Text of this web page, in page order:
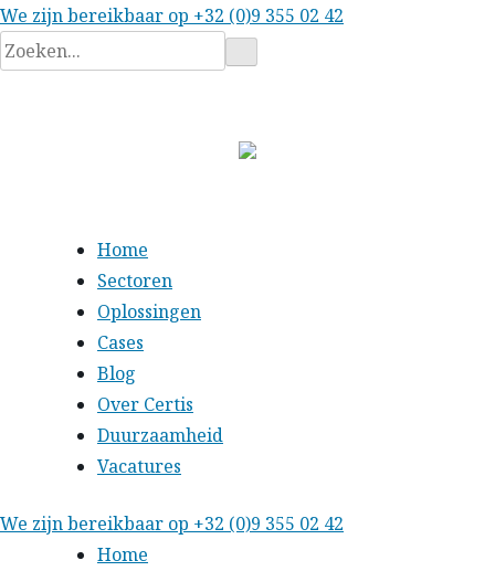
We zijn bereikbaar op +32 (0)9 355 02 42
Zoeken
naar:
Home
Sectoren
Oplossingen
Cases
Blog
Over Certis
Duurzaamheid
Vacatures
Skip
We zijn bereikbaar op +32 (0)9 355 02 42
Home